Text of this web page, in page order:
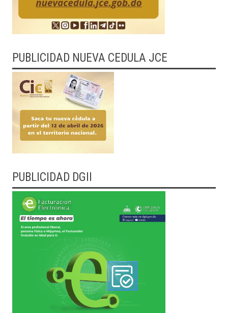
PUBLICIDAD NUEVA CEDULA JCE
PUBLICIDAD DGII